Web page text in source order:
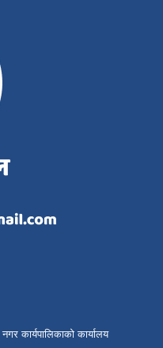
कार्यपालिकाको कार्यालय